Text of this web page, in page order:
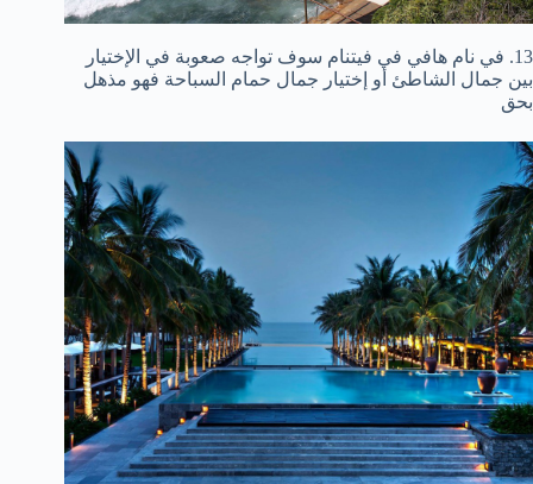
13. في نام هافي في فيتنام سوف تواجه صعوبة في الإختيار
بين جمال الشاطئ أو إختيار جمال حمام السباحة فهو مذهل
بحق